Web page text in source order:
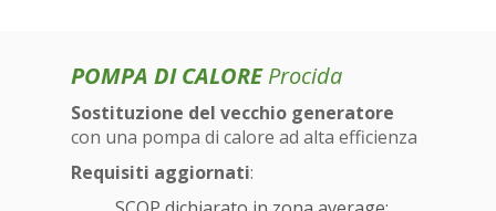
POMPA DI CALOREProcida
Sostituzione del vecchio generatore
con una pompa di calore ad alta efficienza
Requisiti aggiornati: